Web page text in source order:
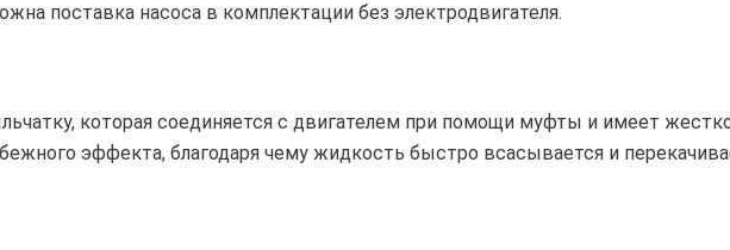
поставка насоса в комплектации без электродвигателя.
которая соединяется с двигателем при помощи муфты и имеет
эффекта, благодаря чему жидкость быстро всасывается и